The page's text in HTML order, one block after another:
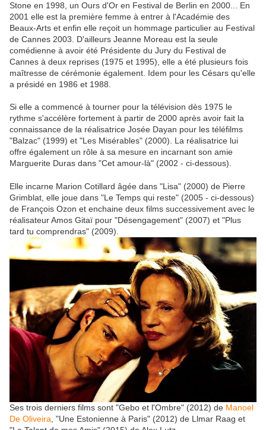
Stone en 1998, un Ours d'Or en Festival de Berlin en 2000... En
2001 elle est la première femme à entrer à l'Académie des
Beaux-Arts et enfin elle reçoit un hommage particulier au Festival
de Cannes 2003. D'ailleurs Jeanne Moreau est la seule
comédienne à avoir été Présidente du Jury du Festival de
Cannes à deux reprises (1975 et 1995), elle a été plusieurs fois
maîtresse de cérémonie également. Idem pour les Césars qu'elle
a présidé en 1986 et 1988.
Si elle a commencé à tourner pour la télévision dès 1975 le
rythme s'accélère fortement à partir de 2000 après avoir fait la
connaissance de la réalisatrice Josée Dayan pour les téléfilms
"Balzac" (1999) et "Les Misérables" (2000). La réalisatrice lui
offre également un rôle à sa mesure en incarnant son amie
Marguerite Duras dans "Cet amour-là" (2002 - ci-dessous).
Elle incarne Marion Cotillard âgée dans "Lisa" (2000) de Pierre
Grimblat, elle joue dans "Le Temps qui reste" (2005 - ci-dessous)
de François Ozon et enchaine deux films successivement avec le
réalisateur Amos Gitaï pour "Désengagement" (2007) et "Plus
tard tu comprendras" (2009).
Ses trois derniers films sont "Gebo et l'Ombre" (2012) de Manoel
De Oliveira , "Une Estonienne à Paris" (2012) de Llmar Raag et